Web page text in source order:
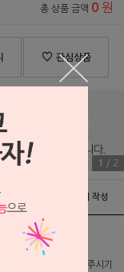
총 상품 금액 0 원
관심상품
1 / 2
상품후기 및 평가서 작성
니 반드시 로그인해 주시기